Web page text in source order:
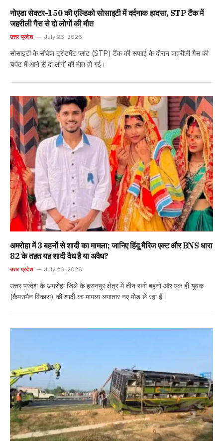
नोएडा सेक्टर-150 की एल्डिको सोसाइटी में दर्दनाक हादसा, STP टैंक में
जहरीली गैस से दो लोगों की मौत
उत्तर प्रदेश July 26, 2026
सोसाइटी के सीवेज ट्रीटमेंट प्लांट (STP) टैंक की सफाई के दौरान जहरीली गैस की
चपेट में आने से दो लोगों की मौत हो गई।
अमरोहा में 3 बहनों से शादी का मामला; जानिए हिंदू मैरिज एक्ट और BNS धारा
82 के तहत यह शादी वैध है या अवैध?
उत्तर प्रदेश July 26, 2026
उत्तर प्रदेश के अमरोहा जिले के हसनपुर क्षेत्र में तीन सगी बहनों और एक ही युवक
(कैमरामैन विकास) की शादी का मामला लगातार नए मोड़ ले रहा है।